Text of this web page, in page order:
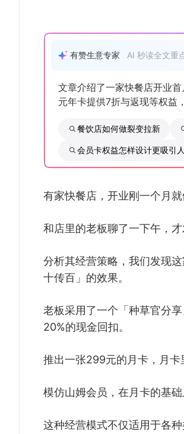
有赞生意专家 AI 秒读全文重
文章介绍了一家快餐店开业
元年卡提供7折与返现等权益
餐饮店如何做裂变拉新
会员卡权益怎样设计更吸引人
有家快餐店，开业刚一个月就
和店里的老板聊了一下午，
分析其经营策略，我们发现
十传百」的效果。
老板采用了一个「种草官分
20%的现金回扣。
推出一张299元的月卡，月卡
模仿山姆会员，在月卡的基
这种经营模式不仅适用于各